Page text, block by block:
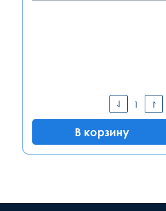
В корзину